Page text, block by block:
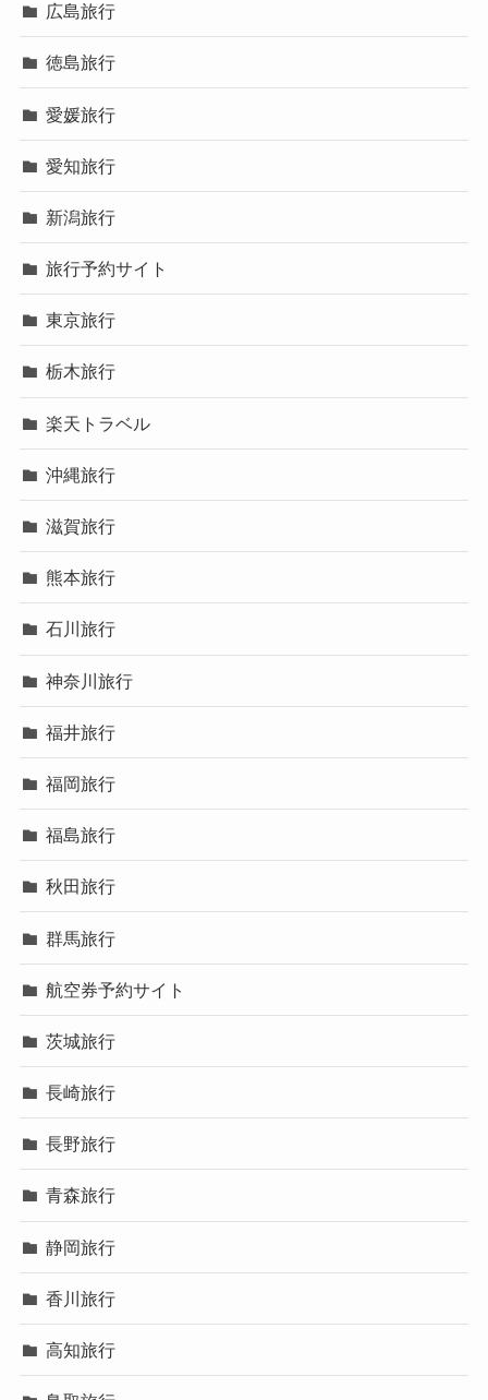
広島旅行
徳島旅行
愛媛旅行
愛知旅行
新潟旅行
旅行予約サイト
東京旅行
栃木旅行
楽天トラベル
沖縄旅行
滋賀旅行
熊本旅行
石川旅行
神奈川旅行
福井旅行
福岡旅行
福島旅行
秋田旅行
群馬旅行
航空券予約サイト
茨城旅行
長崎旅行
長野旅行
青森旅行
静岡旅行
香川旅行
高知旅行